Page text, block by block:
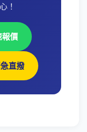
！
價
直撥